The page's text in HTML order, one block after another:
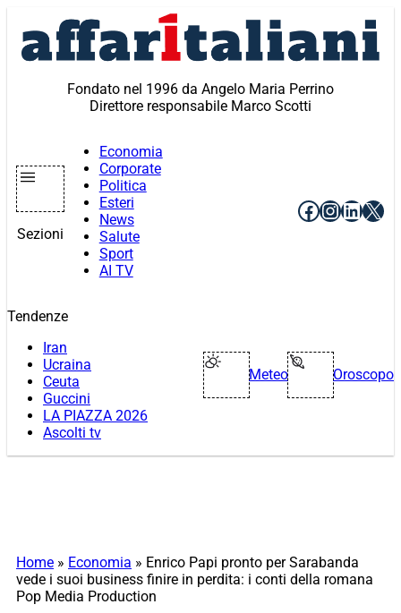
contenuto
Fondato nel 1996 da Angelo Maria Perrino
Direttore responsabile Marco Scotti
Sezioni
Economia
Corporate
Politica
Esteri
News
Salute
Sport
AI TV
Facebook
X
Tendenze
Iran
Ucraina
Ceuta
Guccini
LA PIAZZA 2026
Ascolti tv
Meteo Oroscopo
Home » Economia » Enrico Papi pronto per Sarabanda
vede i suoi business finire in perdita: i conti della romana
Pop Media Production